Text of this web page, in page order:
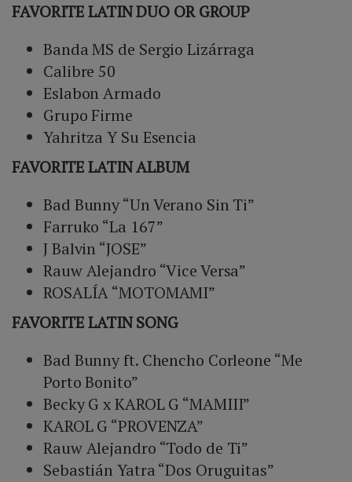
FAVORITE LATIN DUO OR GROUP
Banda MS de Sergio Lizárraga
Calibre 50
Eslabon Armado
Grupo Firme
Yahritza Y Su Esencia
FAVORITE LATIN ALBUM
Bad Bunny “Un Verano Sin Ti”
Farruko “La 167”
J Balvin “JOSE”
Rauw Alejandro “Vice Versa”
ROSALÍA “MOTOMAMI”
FAVORITE LATIN SONG
Bad Bunny ft. Chencho Corleone “Me
Porto Bonito”
Becky G x KAROL G “MAMIII”
KAROL G “PROVENZA”
Rauw Alejandro “Todo de Ti”
Sebastián Yatra “Dos Oruguitas”